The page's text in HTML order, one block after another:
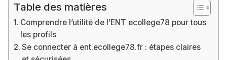
Table des matières
Comprendre l’utilité de l’ENT ecollege78 pour tous
les profils
Se connecter à ent.ecollege78.fr : étapes claires